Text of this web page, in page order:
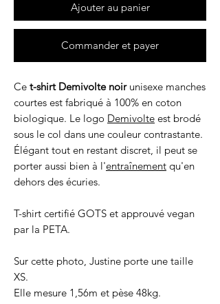
Ajouter au panier
Commander et payer
Ce t-shirt Demivolte noirunisexe manches
courtes est fabriqué à 100% en coton
biologique. Le logo Demivolte est brodé
sous le col dans une couleur contrastante.
Élégant tout en restant discret, il peut se
porter aussi bien à l'entraînement qu'en
dehors des écuries.
T-shirt certifié GOTS et approuvé vegan
par la PETA.
Sur cette photo, Justine porte une taille
XS.
Elle mesure 1,56m et pèse 48kg.